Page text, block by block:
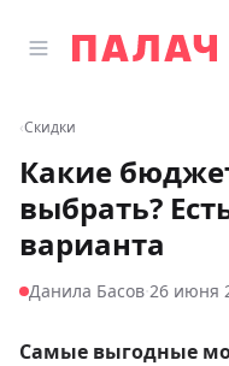
Открыть главное
Палач
‹Скидки
Какие
выбрать?
варианта
Данила Басов·26 июня
Самые выгодные